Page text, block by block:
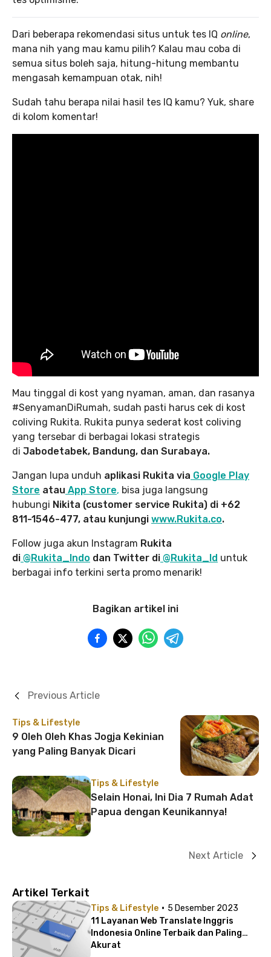
Dari beberapa rekomendasi situs untuk tes IQ online,
mana nih yang mau kamu pilih? Kalau mau coba di
semua situs boleh saja, hitung-hitung membantu
mengasah kemampuan otak, nih!
Sudah tahu berapa nilai hasil tes IQ kamu? Yuk, share
di kolom komentar!
Mau tinggal di kost yang nyaman, aman, dan rasanya
#SenyamanDiRumah, sudah pasti harus cek di kost
coliving Rukita. Rukita punya sederat kost coliving
yang tersebar di berbagai lokasi strategis
di Jabodetabek, Bandung, dan Surabaya.
Jangan lupa unduh aplikasi Rukita via Google Play
Store atau App Store, bisa juga langsung
hubungi Nikita (customer service Rukita) di +62
811-1546-477, atau kunjungi www.Rukita.co.
Follow juga akun Instagram Rukita
di @Rukita_Indo dan Twitter di @Rukita_Id untuk
berbagai info terkini serta promo menarik!
Bagikan artikel ini
Tips & Lifestyle
9 Oleh Oleh Khas Jogja Kekinian
yang Paling Banyak Dicari
Previous Article
Tips & Lifestyle
Selain Honai, Ini Dia 7 Rumah Adat
Papua dengan Keunikannya!
Next Article
Artikel Terkait
Tips & Lifestyle · 5 Desember 2023
11 Layanan Web Translate Inggris
Indonesia Online Terbaik dan Paling
Akurat